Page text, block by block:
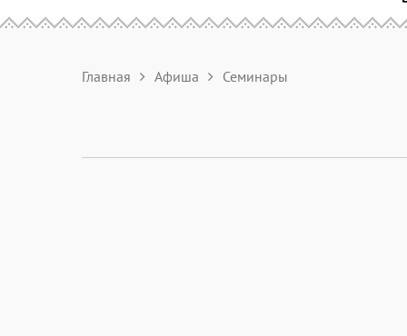
Главная Афиша Семинары